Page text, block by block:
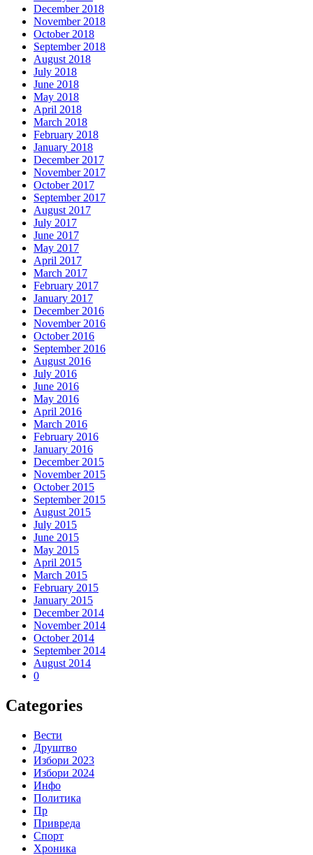
December 2018
November 2018
October 2018
September 2018
August 2018
July 2018
June 2018
May 2018
April 2018
March 2018
February 2018
January 2018
December 2017
November 2017
October 2017
September 2017
August 2017
July 2017
June 2017
May 2017
April 2017
March 2017
February 2017
January 2017
December 2016
November 2016
October 2016
September 2016
August 2016
July 2016
June 2016
May 2016
April 2016
March 2016
February 2016
January 2016
December 2015
November 2015
October 2015
September 2015
August 2015
July 2015
June 2015
May 2015
April 2015
March 2015
February 2015
January 2015
December 2014
November 2014
October 2014
September 2014
August 2014
0
Categories
Вести
Друштво
Избори 2023
Избори 2024
Инфо
Политика
Пр
Привреда
Спорт
Хроника